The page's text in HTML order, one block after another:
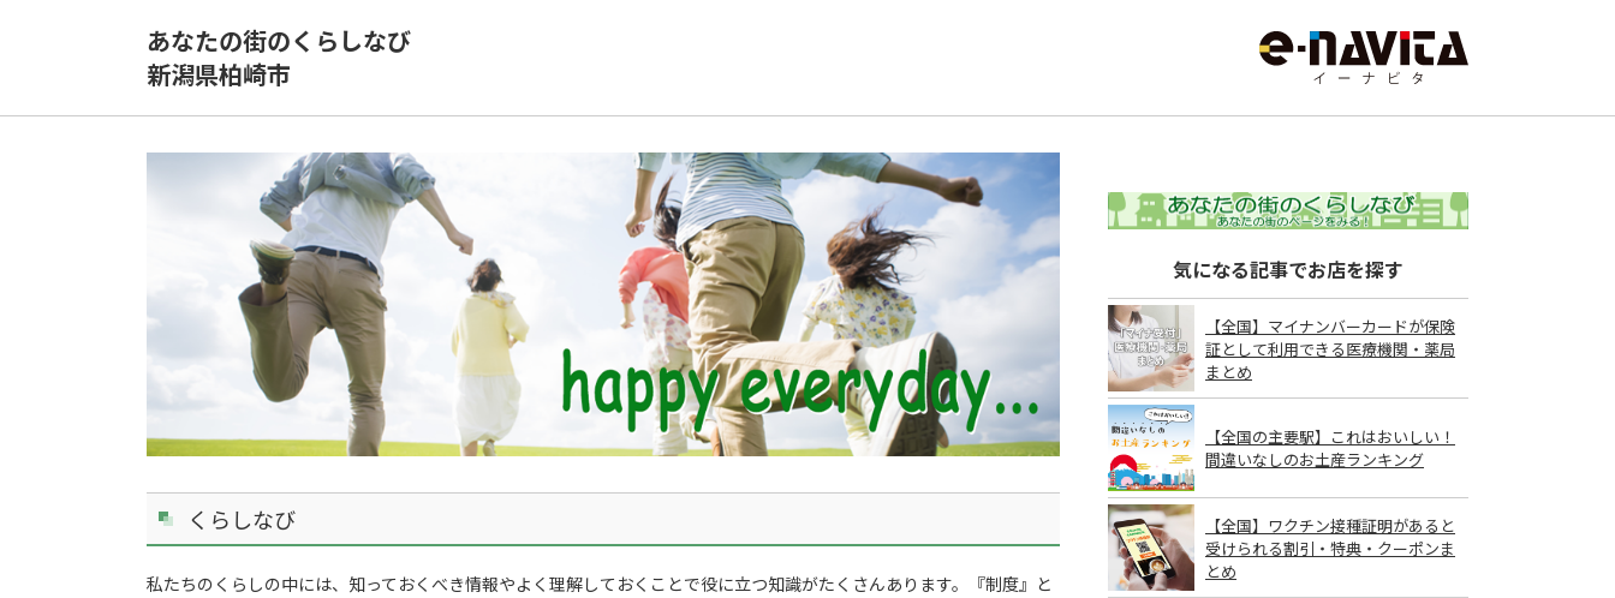
あなたの街のくらしなび
新潟県柏崎市
くらしなび
私たちのくらしの中には、知っておくべき情報やよく理解しておくことで役に立つ知識がたくさんあります。『制度』と
気になる記事でお店を探す
【全国】マイナンバーカードが保険
証として利用できる医療機関・薬局
まとめ
【全国の主要駅】これはおいしい！
間違いなしのお土産ランキング
【全国】ワクチン接種証明があると
受けられる割引・特典・クーポンま
とめ